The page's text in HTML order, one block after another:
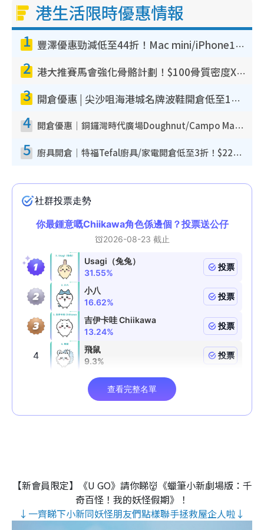
港生活限時優惠情報
1 豐澤優惠勁減低至44折！Mac mini/iPhone17Pro大減價！廚房家電$220起
2 港大推賽馬會強化骨骼計劃！$100骨質密度X光檢查 完成免費運動訓練送超市禮券！附參加資格
3 開倉優惠 | 尖沙咀海港城名牌波鞋開倉低至1折！On鞋$899起／Joy&Peace鞋履$98起
4 開倉優惠｜銅鑼灣時代廣場Doughnut/Campo Marzio開倉低至1折！背囊、書包、手袋劈價$200起
5 廚具開倉｜特福Tefal廚具/家電開倉低至3折！$220起買平底鍋/炒鑊/湯煲！電飯煲/吸塵機/燙斗$418起
【新會員限定】《U GO》請你睇👹《蠟筆小新劇場版：千
奇百怪！我的妖怪假期》！
↓一齊睇下小新同妖怪朋友們點樣聯手拯救屋企人啦↓